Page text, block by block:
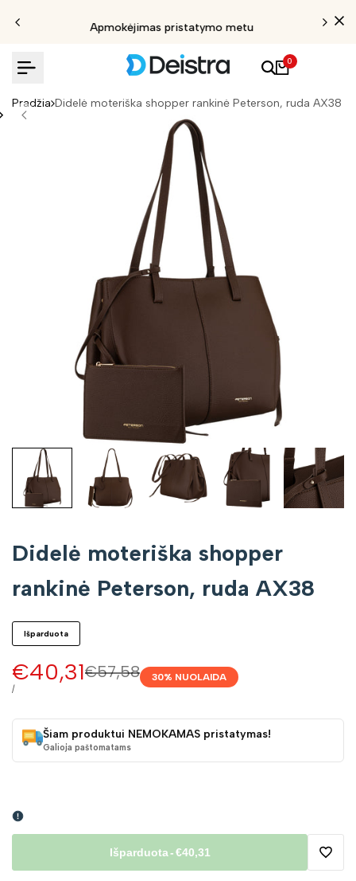
Apmokėjimas pristatymo metu
0
Pradžia Didelė moteriška shopper rankinė Peterson, ruda AX38
Didelė moteriška shopper
rankinė Peterson, ruda AX38
Išparduota
Įprasta
€57,58
Pardavimo
kaina
€40,31
VIENETO
/
30% NUOLAIDA
Šiam produktui NEMOKAMAS pristatymas!
Galioja paštomatams
Išparduota-€40,31